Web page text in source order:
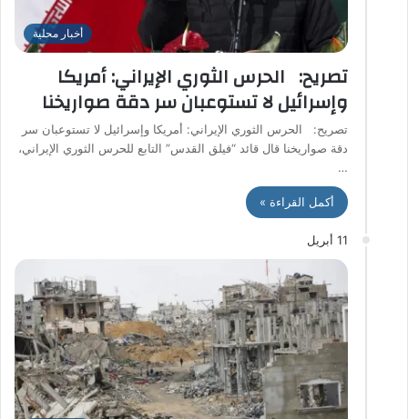
أخبار محلية
تصريح: الحرس الثوري الإيراني: أمريكا
وإسرائيل لا تستوعبان سر دقة صواريخنا
تصريح: الحرس الثوري الإيراني: أمريكا وإسرائيل لا تستوعبان سر
دقة صواريخنا قال قائد “فيلق القدس” التابع للحرس الثوري الإيراني،
…
أكمل القراءة »
11 أبريل